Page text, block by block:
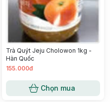
Trà Quýt Jeju Cholowon 1kg -
Hàn Quốc
155.000đ
Chọn mua